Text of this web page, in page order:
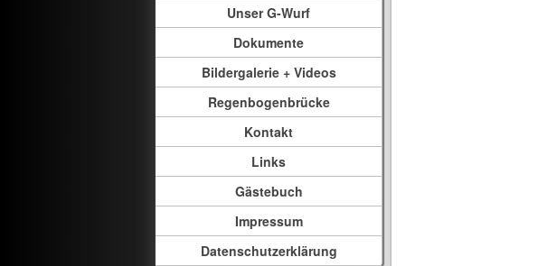
Unser G-Wurf
Dokumente
Bildergalerie + Videos
Regenbogenbrücke
Kontakt
Links
Gästebuch
Impressum
Datenschutzerklärung